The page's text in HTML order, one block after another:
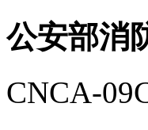
公安部消
CNCA-